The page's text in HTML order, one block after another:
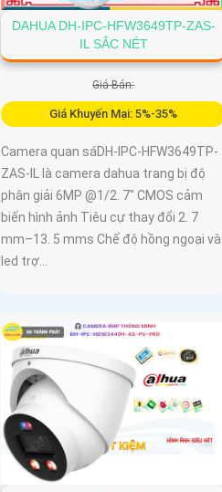
DAHUA DH-IPC-HFW3649TP-ZAS-
IL SẮC NÉT
Giá Bán:
Giá Khuyến Mại: 5%-35%
Camera quan sáDH-IPC-HFW3649TP-
ZAS-IL là camera dahua trang bị độ
phân giải 6MP @1/2. 7" CMOS cảm
biến hình ảnh Tiêu cự thay đổi 2. 7
mm–13. 5 mms Chế độ hồng ngoại và
led trợ...